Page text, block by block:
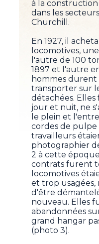
à la
dans les
Churchill.
En 1927, il
locomotives,
l'autre de 100
1897 et l'autre
hommes
transporter sur
détachées.
jour et nuit, ne
le plein et
cordes de pulpe
travailleurs
photographier
2 à cette
contrats furent
locomotives
et trop usagées,
d'être
nouveau. Elles
abandonnées
grand hangar
(photo 3).